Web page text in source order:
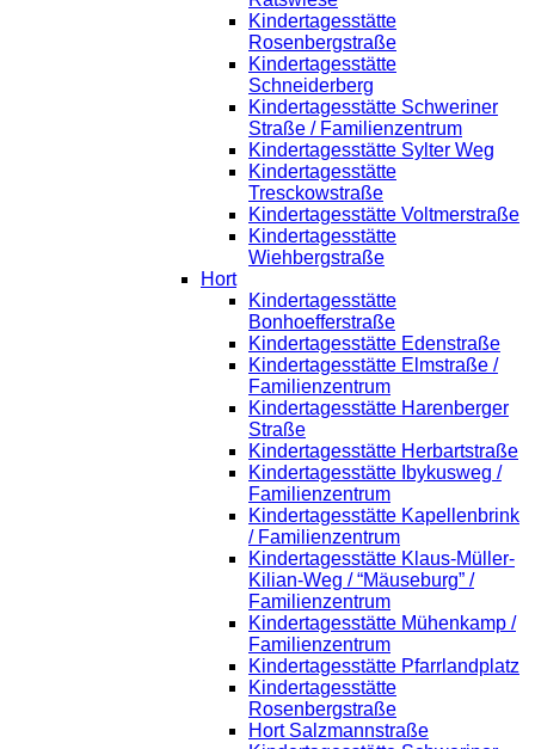
Kindertagesstätte
Rosenbergstraße
Kindertagesstätte
Schneiderberg
Kindertagesstätte Schweriner
Straße / Familienzentrum
Kindertagesstätte Sylter Weg
Kindertagesstätte
Tresckowstraße
Kindertagesstätte Voltmerstraße
Kindertagesstätte
Wiehbergstraße
Hort
Kindertagesstätte
Bonhoefferstraße
Kindertagesstätte Edenstraße
Kindertagesstätte Elmstraße /
Familienzentrum
Kindertagesstätte Harenberger
Straße
Kindertagesstätte Herbartstraße
Kindertagesstätte Ibykusweg /
Familienzentrum
Kindertagesstätte Kapellenbrink
/ Familienzentrum
Kindertagesstätte Klaus-Müller-
Kilian-Weg / “Mäuseburg” /
Familienzentrum
Kindertagesstätte Mühenkamp /
Familienzentrum
Kindertagesstätte Pfarrlandplatz
Kindertagesstätte
Rosenbergstraße
Hort Salzmannstraße